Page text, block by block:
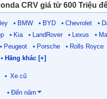
CRV giá từ 600 Triệu
BMW BYD Chevrolet
Kia LandRover Lexus
Peugeot Porsche Rolls Royce
Hãng khác [+]
Xe cũ
Đến năm